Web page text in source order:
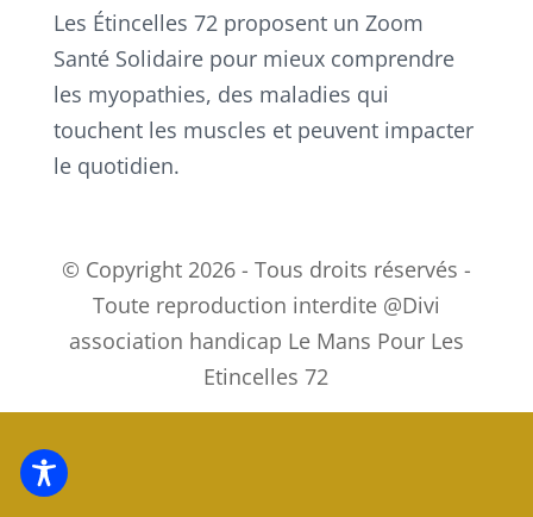
Les Étincelles 72 proposent un Zoom
Santé Solidaire pour mieux comprendre
les myopathies, des maladies qui
touchent les muscles et peuvent impacter
le quotidien.
© Copyright 2026 - Tous droits réservés -
Toute reproduction interdite @Divi
association handicap Le Mans Pour Les
Etincelles 72